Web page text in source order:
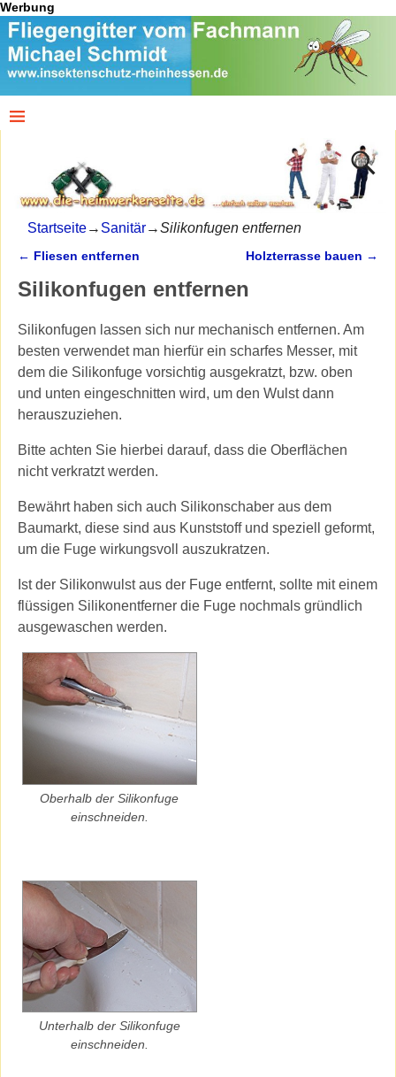
Werbung
Startseite→ Sanitär→Silikonfugen entfernen
← Fliesen entfernen Holzterrasse bauen →
Silikonfugen entfernen
Silikonfugen lassen sich nur mechanisch entfernen. Am
besten verwendet man hierfür ein scharfes Messer, mit
dem die Silikonfuge vorsichtig ausgekratzt, bzw. oben
und unten eingeschnitten wird, um den Wulst dann
herauszuziehen.
Bitte achten Sie hierbei darauf, dass die Oberflächen
nicht verkratzt werden.
Bewährt haben sich auch Silikonschaber aus dem
Baumarkt, diese sind aus Kunststoff und speziell geformt,
um die Fuge wirkungsvoll auszukratzen.
Ist der Silikonwulst aus der Fuge entfernt, sollte mit einem
flüssigen Silikonentferner die Fuge nochmals gründlich
ausgewaschen werden.
Oberhalb der Silikonfuge
einschneiden.
Unterhalb der Silikonfuge
einschneiden.